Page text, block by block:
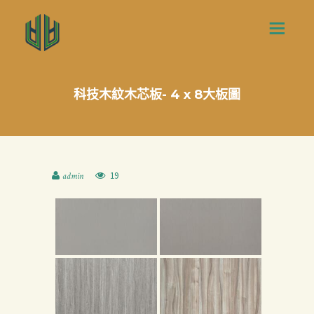
科技木紋木芯板- 4 x 8大板圖
admin 19